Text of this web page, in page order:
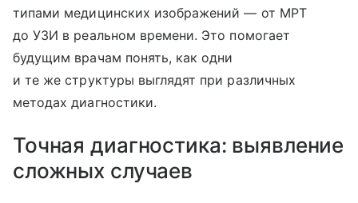
типами медицинских изображений — от МРТ
до УЗИ в реальном времени. Это помогает
будущим врачам понять, как одни
и те же структуры выглядят при различных
методах диагностики.
Точная диагностика: выявление
сложных случаев